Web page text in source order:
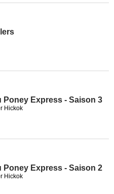
Poney Express - Saison 3
Hickok
Poney Express - Saison 2
Hickok